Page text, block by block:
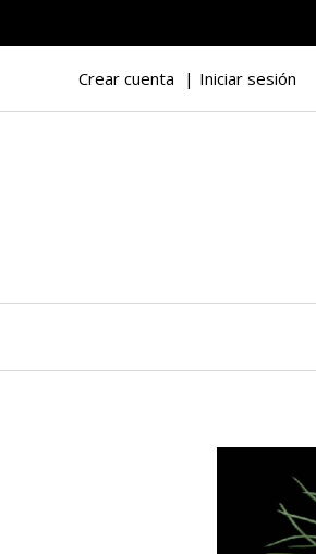
Crear cuenta Iniciar sesión